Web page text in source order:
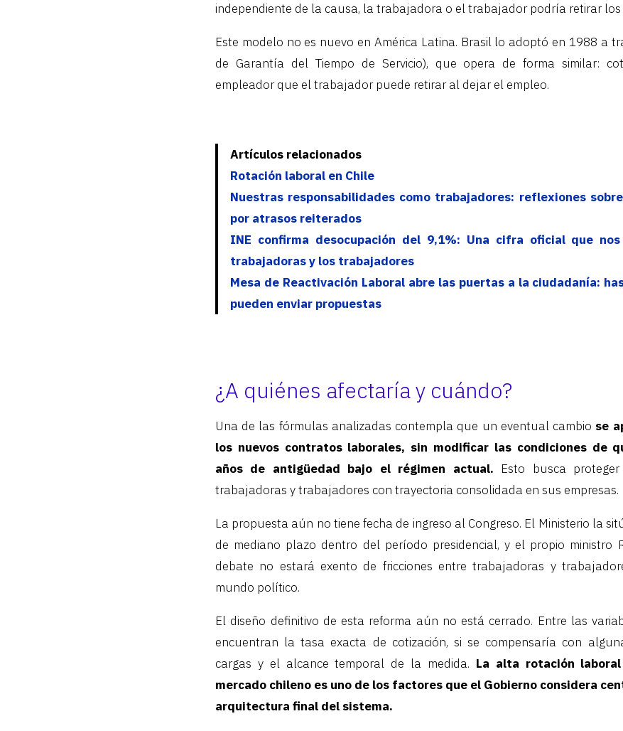
independiente de la causa, la trabajadora o el trabajador podría retirar
Este modelo no es nuevo en América Latina. Brasil lo adoptó en 1988 a
de Garantía del Tiempo de Servicio), que opera de forma similar:
empleador que el trabajador puede retirar al dejar el empleo.
Artículos relacionados
Rotación laboral en Chile
Nuestras responsabilidades como trabajadores: reflexiones
por atrasos reiterados
INE confirma desocupación del 9,1%: Una cifra oficial que
trabajadoras y los trabajadores
Mesa de Reactivación Laboral abre las puertas a la ciudadanía:
pueden enviar propuestas
¿A quiénes afectaría y cuándo?
Una de las fórmulas analizadas contempla que un eventual cambio se
los nuevos contratos laborales, sin modificar las condiciones de
años de antigüedad bajo el régimen actual. Esto busca
trabajadoras y trabajadores con trayectoria consolidada en sus empresas.
La propuesta aún no tiene fecha de ingreso al Congreso. El Ministerio la
de mediano plazo dentro del período presidencial, y el propio ministro
debate no estará exento de fricciones entre trabajadoras y
mundo político.
El diseño definitivo de esta reforma aún no está cerrado. Entre las
encuentran la tasa exacta de cotización, si se compensaría con
cargas y el alcance temporal de la medida. La alta rotación
mercado chileno es uno de los factores que el Gobierno considera
arquitectura final del sistema.